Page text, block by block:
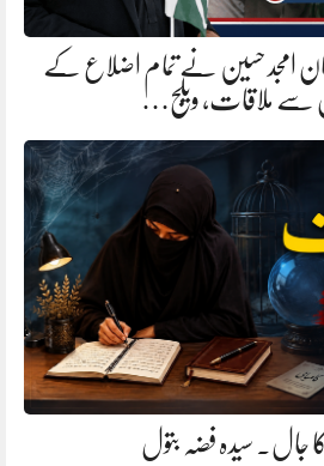
امجد حسین نے تمام اضلاع کے
سے ملاقات، ویلج…
جال. سیدہ فضہ بتول